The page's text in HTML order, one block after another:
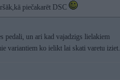
piečakarēt DSC
pedali, un ari kad vajadzigs lielakiem
variantiem ko ielikt lai skati varetu iziet.